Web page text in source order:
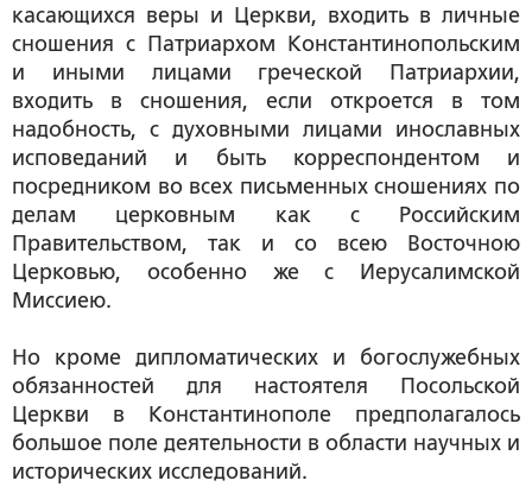
касающихся веры и Церкви, входить в личные
сношения с Патриархом Константинопольским
и иными лицами греческой Патриархии,
входить в сношения, если откроется в том
надобность, с духовными лицами инославных
исповеданий и быть корреспондентом и
посредником во всех письменных сношениях по
делам церковным как с Российским
Правительством, так и со всею Восточною
Церковью, особенно же с Иерусалимской
Миссиею.
Но кроме дипломатических и богослужебных
обязанностей для настоятеля Посольской
Церкви в Константинополе предполагалось
большое поле деятельности в области научных и
исторических исследований.